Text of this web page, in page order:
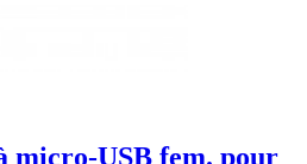
micro-USB fem. pour